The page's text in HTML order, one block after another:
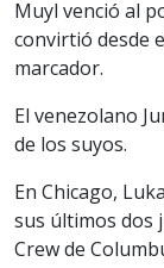
Muyl venció al
convirtió desde
marcador.
El venezolano
de los suyos.
En Chicago,
sus últimos dos
Crew de